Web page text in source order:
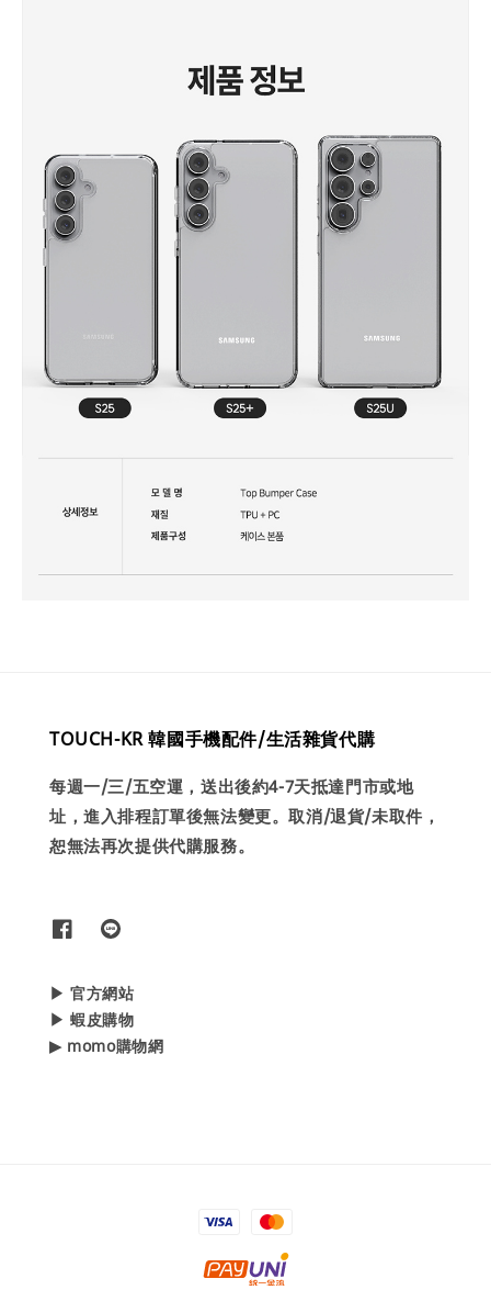
TOUCH-KR 韓國手機配件/生活雜貨代購
每週一/三/五空運，送出後約4-7天抵達門市或地
址，進入排程訂單後無法變更。取消/退貨/未取件，
恕無法再次提供代購服務。
▶ 官方網站
▶ 蝦皮購物
▶ momo購物網